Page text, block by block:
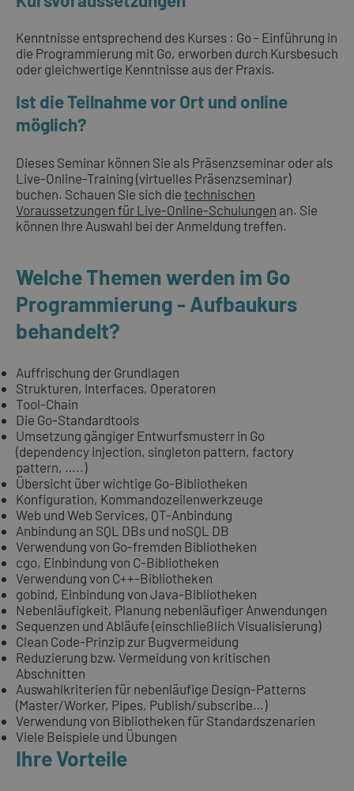
Kenntnisse entsprechend des Kurses : Go - Einführung in
die Programmierung mit Go, erworben durch Kursbesuch
oder gleichwertige Kenntnisse aus der Praxis.
Ist die Teilnahme vor Ort und online
möglich?
Dieses Seminar können Sie als Präsenzseminar oder als
Live-Online-Training (virtuelles Präsenzseminar)
buchen. Schauen Sie sich die technischen
Voraussetzungen für Live-Online-Schulungen an. Sie
können Ihre Auswahl bei der Anmeldung treffen.
Welche Themen werden im Go
Programmierung - Aufbaukurs
behandelt?
Auffrischung der Grundlagen
Strukturen, Interfaces, Operatoren
Tool-Chain
Die Go-Standardtools
Umsetzung gängiger Entwurfsmusterr in Go
(dependency injection, singleton pattern, factory
pattern, …..)
Übersicht über wichtige Go-Bibliotheken
Konfiguration, Kommandozeilenwerkzeuge
Web und Web Services, QT-Anbindung
Anbindung an SQL DBs und noSQL DB
Verwendung von Go-fremden Bibliotheken
cgo, Einbindung von C-Bibliotheken
Verwendung von C++-Bibliotheken
gobind, Einbindung von Java-Bibliotheken
Nebenläufigkeit, Planung nebenläufiger Anwendungen
Sequenzen und Abläufe (einschließlich Visualisierung)
Clean Code-Prinzip zur Bugvermeidung
Reduzierung bzw. Vermeidung von kritischen
Abschnitten
Auswahlkriterien für nebenläufige Design-Patterns
(Master/Worker, Pipes, Publish/subscribe…)
Verwendung von Bibliotheken für Standardszenarien
Viele Beispiele und Übungen
Ihre Vorteile